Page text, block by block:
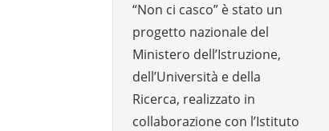
“Non ci casco” è stato un
progetto nazionale del
Ministero dell’Istruzione,
dell’Università e della
Ricerca, realizzato in
collaborazione con l’Istituto